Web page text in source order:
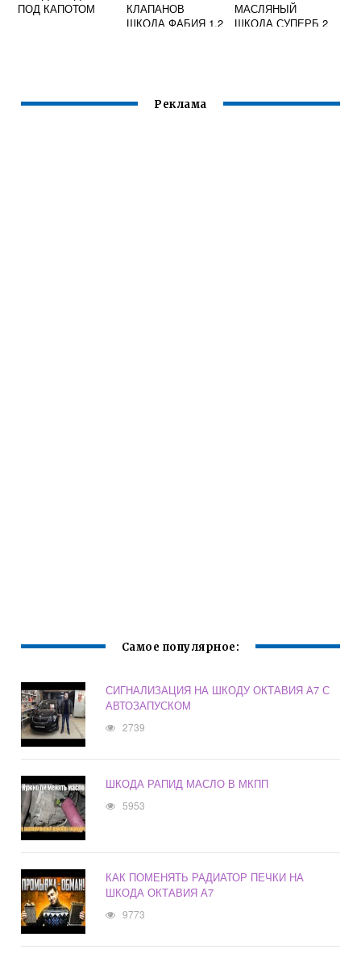
ПОД КАПОТОМ
КЛАПАНОВ
ШКОДА ФАБИЯ 1.2
МАСЛЯНЫЙ
ШКОДА СУПЕРБ 2
Реклама
Самое популярное:
СИГНАЛИЗАЦИЯ НА ШКОДУ ОКТАВИЯ А7 С
АВТОЗАПУСКОМ
2739
ШКОДА РАПИД МАСЛО В МКПП
5953
КАК ПОМЕНЯТЬ РАДИАТОР ПЕЧКИ НА
ШКОДА ОКТАВИЯ А7
9773